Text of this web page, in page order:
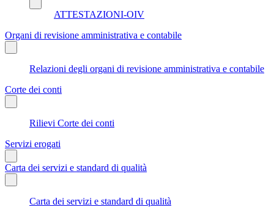
ATTESTAZIONI-OIV
Organi di revisione amministrativa e contabile
Relazioni degli organi di revisione amministrativa e contabile
Corte dei conti
Rilievi Corte dei conti
Servizi erogati
Carta dei servizi e standard di qualità
Carta dei servizi e standard di qualità